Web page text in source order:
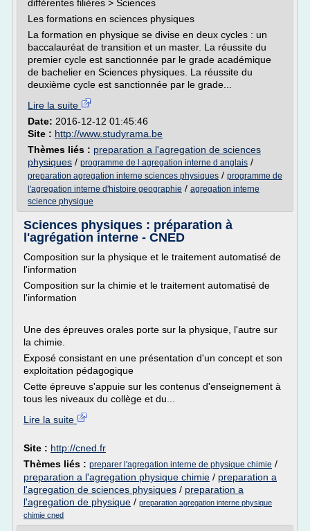
différentes filières > Sciences
Les formations en sciences physiques
La formation en physique se divise en deux cycles : un
baccalauréat de transition et un master. La réussite du
premier cycle est sanctionnée par le grade académique
de bachelier en Sciences physiques. La réussite du
deuxième cycle est sanctionnée par le grade...
Lire la suite
Date: 2016-12-12 01:45:46
Site : http://www.studyrama.be
Thèmes liés : preparation a l'agregation de sciences
physiques / programme de l agregation interne d anglais /
preparation agregation interne sciences physiques / programme de
l'agregation interne d'histoire geographie / agregation interne
science physique
Sciences physiques : préparation à
l'agrégation interne - CNED
Composition sur la physique et le traitement automatisé de
l'information
Composition sur la chimie et le traitement automatisé de
l'information
Une des épreuves orales porte sur la physique, l'autre sur
la chimie.
Exposé consistant en une présentation d'un concept et son
exploitation pédagogique
Cette épreuve s'appuie sur les contenus d'enseignement à
tous les niveaux du collège et du...
Lire la suite
Site : http://cned.fr
Thèmes liés : preparer l'agregation interne de physique chimie /
preparation a l'agregation physique chimie / preparation a
l'agregation de sciences physiques / preparation a
l'agregation de physique / preparation agregation interne physique
chimie cned